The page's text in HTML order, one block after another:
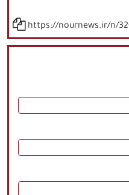
https://nournews.ir/n/